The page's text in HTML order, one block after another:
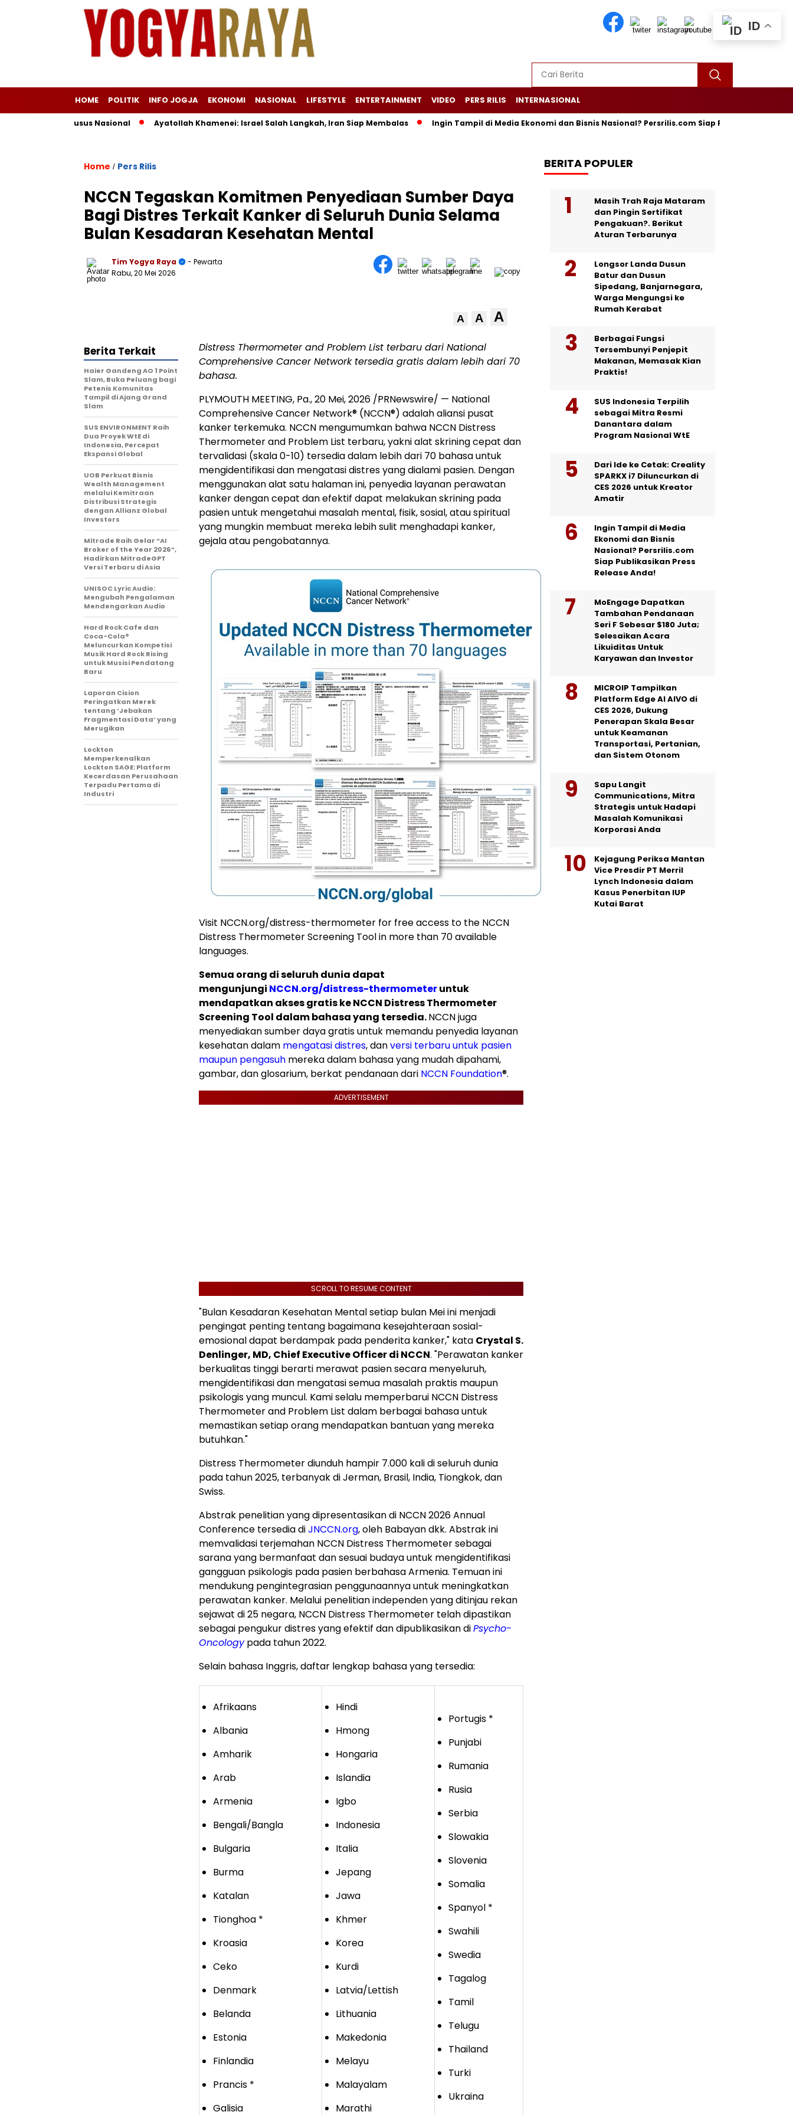
HOME POLITIK INFO JOGJA EKONOMI NASIONAL LIFESTYLE ENTERTAINMENT VIDEO PERS RILIS INTERNASIONAL
Haji Khusus Nasional Ayatollah Khamenei: Israel Salah Langkah, Iran Siap Membalas Ingin Tampil di Media Ekonomi dan Bisnis Nasional? Persrilis.com Siap Publikasikan Press
Home / Pers Rilis
NCCN Tegaskan Komitmen Penyediaan Sumber Daya
Bagi Distres Terkait Kanker di Seluruh Dunia Selama
Bulan Kesadaran Kesehatan Mental
Tim Yogya Raya
- Pewarta
Rabu, 20 Mei 2026
A A A
Distress Thermometer and Problem List terbaru dari National
Comprehensive Cancer Network tersedia gratis dalam lebih dari 70
bahasa.
PLYMOUTH MEETING, Pa.,20 Mei, 2026 /PRNewswire/ — National
Comprehensive Cancer Network® (NCCN®) adalah aliansi pusat
kanker terkemuka. NCCN mengumumkan bahwa NCCN Distress
Thermometer and Problem List terbaru, yakni alat skrining cepat dan
tervalidasi (skala 0-10) tersedia dalam lebih dari 70 bahasa untuk
mengidentifikasi dan mengatasi distres yang dialami pasien. Dengan
menggunakan alat satu halaman ini, penyedia layanan perawatan
kanker dengan cepat dan efektif dapat melakukan skrining pada
pasien untuk mengetahui masalah mental, fisik, sosial, atau spiritual
yang mungkin membuat mereka lebih sulit menghadapi kanker,
gejala atau pengobatannya.
Visit NCCN.org/distress-thermometer for free access to the NCCN
Distress Thermometer Screening Tool in more than 70 available
languages.
Semua orang di seluruh dunia dapat
mengunjungi NCCN.org/distress-thermometeruntuk
mendapatkan akses gratis ke NCCN Distress Thermometer
Screening Tool dalam bahasa yang tersedia.NCCN juga
menyediakan sumber daya gratis untuk memandu penyedia layanan
kesehatan dalam mengatasi distres, danversi terbaru untuk pasien
maupun pengasuh mereka dalam bahasa yang mudah dipahami,
gambar, dan glosarium, berkat pendanaan dari NCCN Foundation®.
ADVERTISEMENT
SCROLL TO RESUME CONTENT
"Bulan Kesadaran Kesehatan Mental setiap bulan Mei ini menjadi
pengingat penting tentang bagaimana kesejahteraan sosial-
emosional dapat berdampak pada penderita kanker," kata Crystal S.
Denlinger, MD, Chief Executive Officer di NCCN. "Perawatan kanker
berkualitas tinggi berarti merawat pasien secara menyeluruh,
mengidentifikasi dan mengatasi semua masalah praktis maupun
psikologis yang muncul. Kami selalu memperbarui NCCN Distress
Thermometer and Problem List dalam berbagai bahasa untuk
memastikan setiap orang mendapatkan bantuan yang mereka
butuhkan."
Distress Thermometer diunduh hampir 7.000 kali di seluruh dunia
pada tahun 2025, terbanyak di Jerman, Brasil, India, Tiongkok, dan
Swiss.
Abstrak penelitian yang dipresentasikan di NCCN 2026 Annual
Conference tersedia diJNCCN.org, oleh Babayan dkk. Abstrak ini
memvalidasi terjemahan NCCN Distress Thermometer sebagai
sarana yang bermanfaat dan sesuai budaya untuk mengidentifikasi
gangguan psikologis pada pasien berbahasa Armenia. Temuan ini
mendukung pengintegrasian penggunaannya untuk meningkatkan
perawatan kanker. Melalui penelitian independen yang ditinjau rekan
sejawat di 25 negara, NCCN Distress Thermometer telah dipastikan
sebagai pengukur distres yang efektif dan dipublikasikan diPsycho-
Oncologypada tahun 2022.
Selain bahasa Inggris, daftar lengkap bahasa yang tersedia:
Afrikaans
Albania
Amharik
Arab
Armenia
Bengali/Bangla
Bulgaria
Burma
Katalan
Tionghoa *
Kroasia
Ceko
Denmark
Belanda
Estonia
Finlandia
Prancis *
Galisia
Hindi
Hmong
Hongaria
Islandia
Igbo
Indonesia
Italia
Jepang
Jawa
Khmer
Korea
Kurdi
Latvia/Lettish
Lithuania
Makedonia
Melayu
Malayalam
Marathi
Portugis *
Punjabi
Rumania
Rusia
Serbia
Slowakia
Slovenia
Somalia
Spanyol *
Swahili
Swedia
Tagalog
Tamil
Telugu
Thailand
Turki
Ukraina
Berita Terkait
Haier Gandeng AO 1 Point
Slam, Buka Peluang bagi
Petenis Komunitas
Tampil di Ajang Grand
Slam
SUS ENVIRONMENT Raih
Dua Proyek WtE di
Indonesia, Percepat
Ekspansi Global
UOB Perkuat Bisnis
Wealth Management
melalui Kemitraan
Distribusi Strategis
dengan Allianz Global
Investors
Mitrade Raih Gelar “AI
Broker of the Year 2026”,
Hadirkan MitradeGPT
Versi Terbaru di Asia
UNISOC Lyric Audio:
Mengubah Pengalaman
Mendengarkan Audio
Hard Rock Cafe dan
Coca-Cola®
Meluncurkan Kompetisi
Musik Hard Rock Rising
untuk Musisi Pendatang
Baru
Laporan Cision
Peringatkan Merek
tentang ‘Jebakan
Fragmentasi Data’ yang
Merugikan
Lockton
Memperkenalkan
Lockton SAGE: Platform
Kecerdasan Perusahaan
Terpadu Pertama di
Industri
BERITA POPULER
Masih Trah Raja Mataram
dan Pingin Sertifikat
Pengakuan?. Berikut
Aturan Terbarunya
Longsor Landa Dusun
Batur dan Dusun
Sipedang, Banjarnegara,
Warga Mengungsi ke
Rumah Kerabat
Berbagai Fungsi
Tersembunyi Penjepit
Makanan, Memasak Kian
Praktis!
SUS Indonesia Terpilih
sebagai Mitra Resmi
Danantara dalam
Program Nasional WtE
Dari Ide ke Cetak: Creality
SPARKX i7 Diluncurkan di
CES 2026 untuk Kreator
Amatir
Ingin Tampil di Media
Ekonomi dan Bisnis
Nasional? Persrilis.com
Siap Publikasikan Press
Release Anda!
MoEngage Dapatkan
Tambahan Pendanaan
Seri F Sebesar $180 Juta;
Selesaikan Acara
Likuiditas Untuk
Karyawan dan Investor
MICROIP Tampilkan
Platform Edge AI AIVO di
CES 2026, Dukung
Penerapan Skala Besar
untuk Keamanan
Transportasi, Pertanian,
dan Sistem Otonom
Sapu Langit
Communications, Mitra
Strategis untuk Hadapi
Masalah Komunikasi
Korporasi Anda
Kejagung Periksa Mantan
Vice Presdir PT Merril
Lynch Indonesia dalam
Kasus Penerbitan IUP
Kutai Barat
ID